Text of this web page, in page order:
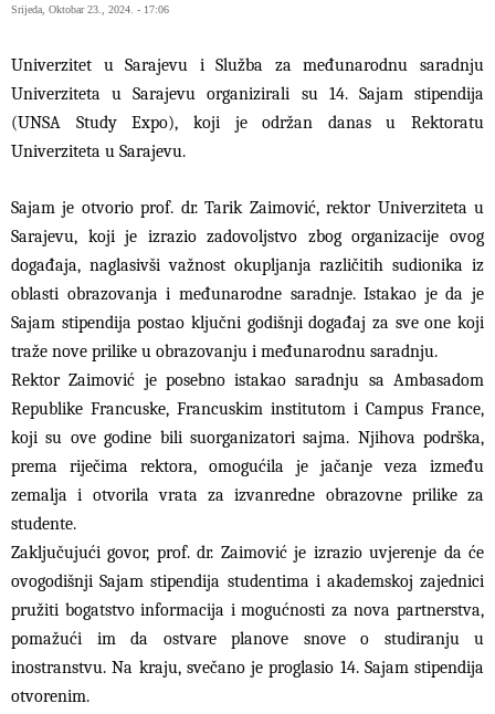
Srijeda, Oktobar 23., 2024. - 17:06
Univerzitet u Sarajevu i Služba za međunarodnu saradnju
Univerziteta u Sarajevu organizirali su 14. Sajam stipendija
(UNSA Study Expo), koji je održan danas u Rektoratu
Univerziteta u Sarajevu.
Sajam je otvorio prof. dr. Tarik Zaimović, rektor Univerziteta u
Sarajevu, koji je izrazio zadovoljstvo zbog organizacije ovog
događaja, naglasivši važnost okupljanja različitih sudionika iz
oblasti obrazovanja i međunarodne saradnje. Istakao je da je
Sajam stipendija postao ključni godišnji događaj za sve one koji
traže nove prilike u obrazovanju i međunarodnu saradnju.
Rektor Zaimović je posebno istakao saradnju sa Ambasadom
Republike Francuske, Francuskim institutom i Campus France,
koji su ove godine bili suorganizatori sajma. Njihova podrška,
prema riječima rektora, omogućila je jačanje veza između
zemalja i otvorila vrata za izvanredne obrazovne prilike za
studente.
Zaključujući govor, prof. dr. Zaimović je izrazio uvjerenje da će
ovogodišnji Sajam stipendija studentima i akademskoj zajednici
pružiti bogatstvo informacija i mogućnosti za nova partnerstva,
pomažući im da ostvare planove snove o studiranju u
inostranstvu. Na kraju, svečano je proglasio 14. Sajam stipendija
otvorenim.